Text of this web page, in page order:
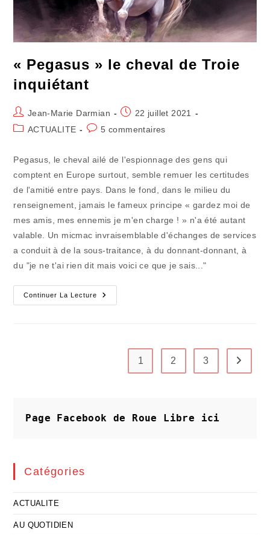
« Pegasus » le cheval de Troie
inquiétant
Auteur/autrice
de
Jean-Marie Darmian
Publication
publiée :
22 juillet 2021
PostACTUALITE
Commentaires
publication :
5 commentaires
Pegasus, le cheval ailé de l'espionnage des gens qui
comptent en Europe surtout, semble remuer les certitudes
de l'amitié entre pays. Dans le fond, dans le milieu du
renseignement, jamais le fameux principe « gardez moi de
mes amis, mes ennemis je m'en charge ! » n'a été autant
valable. Un micmac invraisemblable d'échanges de services
a conduit à de la sous-traitance, à du donnant-donnant, à
du "je ne t'ai rien dit mais voici ce que je sais..."
Continuer La Lecture
« Pegasus »
Le
1 2 3 Aller à
Page Facebook de Roue Libre ici
Catégories
ACTUALITE
AU QUOTIDIEN